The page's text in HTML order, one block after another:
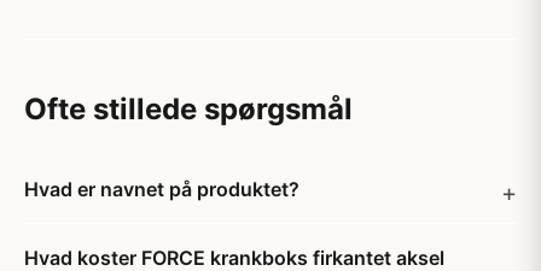
Ofte stillede spørgsmål
Hvad er navnet på produktet?
Hvad koster FORCE krankboks firkantet aksel